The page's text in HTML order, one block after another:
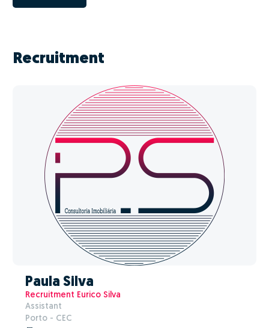
Recruitment
Paula Silva
Recruitment Eurico Silva
Assistant
Porto - CEC